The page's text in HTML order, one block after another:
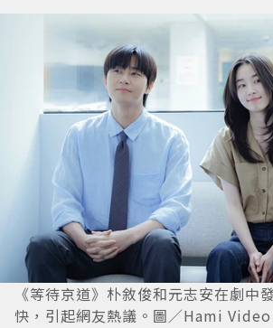
《等待京道》朴敘俊和元志安在劇中
快，引起網友熱議。圖／Hami Video